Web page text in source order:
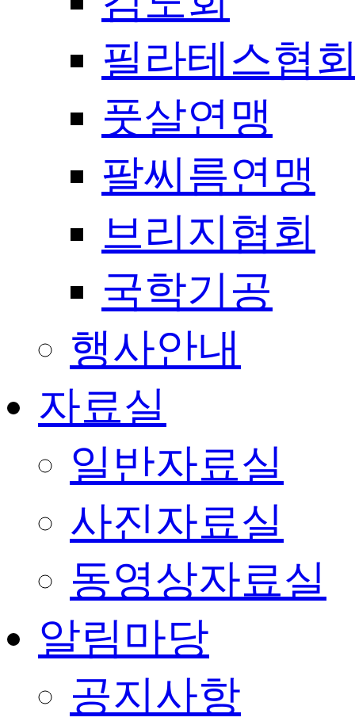
필라테스협
풋살연맹
팔씨름연맹
브리지협회
국학기공
행사안내
자료실
일반자료실
사진자료실
동영상자료실
알림마당
공지사항